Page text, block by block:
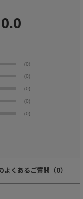
0.0
(0)
(0)
(0)
(0)
(0)
よくあるご質問 （0）